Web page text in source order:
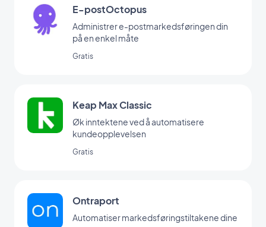
E-postOctopus
Administrer e-postmarkedsføringen din
på en enkel måte
Gratis
Keap Max Classic
Øk inntektene ved å automatisere
kundeopplevelsen
Gratis
Ontraport
Automatiser markedsføringstiltakene dine